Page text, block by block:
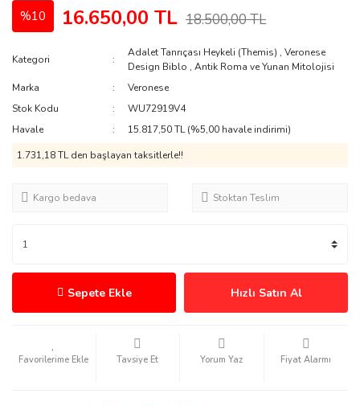
%10 16.650,00 TL 18.500,00 TL
Kategori
Adalet Tanrıçası Heykeli (Themis) ,Veronese
Design Biblo ,Antik Roma ve Yunan Mitolojisi
Marka
Veronese
Stok Kodu
WU72919V4
Havale
15.817,50 TL (%5,00 havale indirimi)
1.731,18 TL den başlayan taksitlerle!!
Kargo bedava Stoktan Teslim
Sepete Ekle Hızlı Satın Al
Tavsiye Et Yorum Yaz Fiyat Alarmı